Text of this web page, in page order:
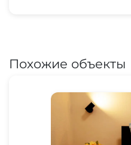
Похожие объекты